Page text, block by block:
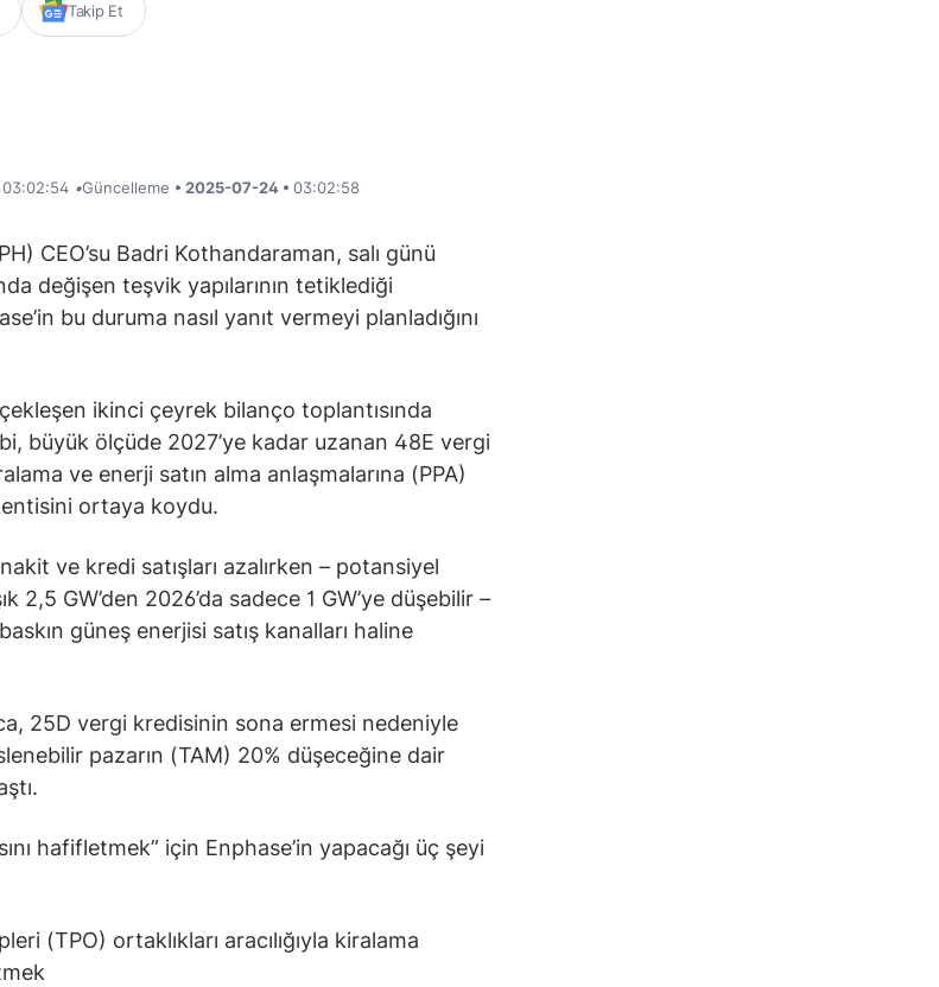
Takip Et
03:02:54 •Güncelleme • 2025-07-24 • 03:02:58
CEO’su Badri Kothandaraman, salı günü
değişen teşvik yapılarının tetiklediği
bu duruma nasıl yanıt vermeyi planladığını
ikinci çeyrek bilanço toplantısında
büyük ölçüde 2027’ye kadar uzanan 48E vergi
ve enerji satın alma anlaşmalarına (PPA)
ortaya koydu.
ve kredi satışları azalırken – potansiyel
2,5 GW’den 2026’da sadece 1 GW’ye düşebilir –
güneş enerjisi satış kanalları haline
25D vergi kredisinin sona ermesi nedeniyle
pazarın (TAM) 20% düşeceğine dair
hafifletmek” için Enphase’in yapacağı üç şeyi
(TPO) ortaklıkları aracılığıyla kiralama